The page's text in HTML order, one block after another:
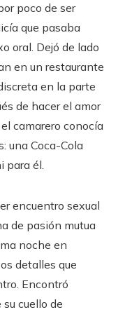
poco de ser
que pasaba
oral. Dejó de lado
en un restaurante
en la parte
de hacer el amor
camarero conocía
una Coca-Cola
para él.
encuentro sexual
de pasión mutua
noche en
detalles que
Encontró
cuello de